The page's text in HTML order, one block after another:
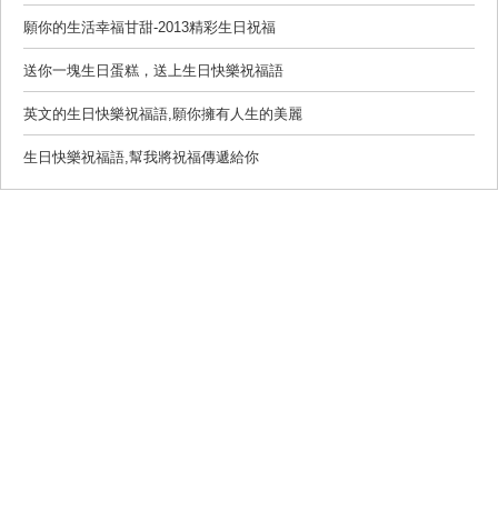
願你的生活幸福甘甜-2013精彩生日祝福
送你一塊生日蛋糕，送上生日快樂祝福語
英文的生日快樂祝福語,願你擁有人生的美麗
生日快樂祝福語,幫我將祝福傳遞給你